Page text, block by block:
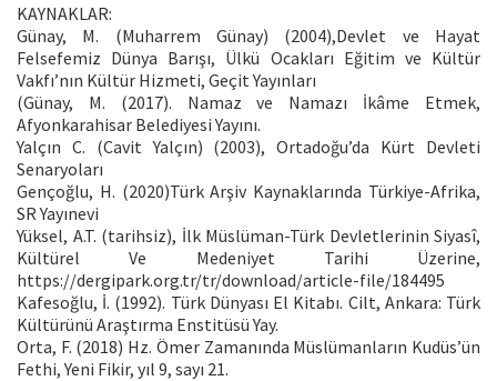
KAYNAKLAR:
Günay, M. (Muharrem Günay) (2004),Devlet ve Hayat
Felsefemiz Dünya Barışı, Ülkü Ocakları Eğitim ve Kültür
Vakfı’nın Kültür Hizmeti, Geçit Yayınları
(Günay, M. (2017). Namaz ve Namazı İkâme Etmek,
Afyonkarahisar Belediyesi Yayını.
Yalçın C. (Cavit Yalçın) (2003), Ortadoğu’da Kürt Devleti
Senaryoları
Gençoğlu, H. (2020)Türk Arşiv Kaynaklarında Türkiye-Afrika,
SR Yayınevi
Yüksel, A.T. (tarihsiz), İlk Müslüman-Türk Devletlerinin Siyasî,
Kültürel Ve Medeniyet Tarihi Üzerine,
https://dergipark.org.tr/tr/download/article-file/184495
Kafesoğlu, İ. (1992). Türk Dünyası El Kitabı. Cilt, Ankara: Türk
Kültürünü Araştırma Enstitüsü Yay.
Orta, F. (2018) Hz. Ömer Zamanında Müslümanların Kudüs’ün
Fethi, Yeni Fikir, yıl 9, sayı 21.